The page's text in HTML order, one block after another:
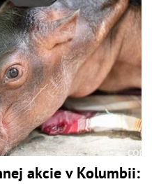
akcie v Kolumbii: